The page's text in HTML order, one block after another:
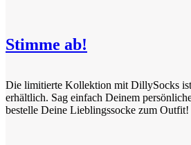
Stimme ab!
Die limitierte Kollektion mit DillySocks
erhältlich. Sag einfach Deinem
bestelle Deine Lieblingssocke zum Outfit!